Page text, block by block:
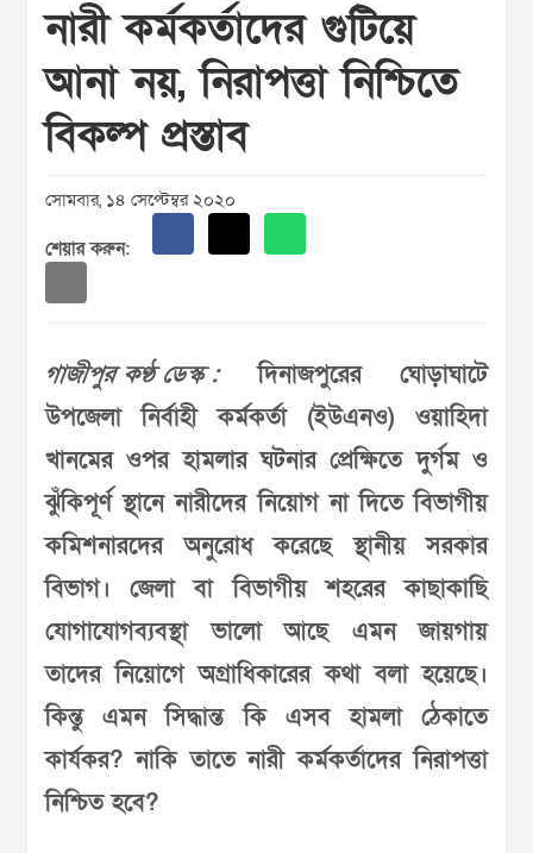
নারী কর্মকর্তাদের গুটিয়ে
আনা নয়, নিরাপত্তা নিশ্চিতে
বিকল্প প্রস্তাব
সোমবার, ১৪ সেপ্টেম্বর ২০২০
শেয়ার করুন:
গাজীপুর কণ্ঠ ডেস্ক :দিনাজপুরের ঘোড়াঘাটে
উপজেলা নির্বাহী কর্মকর্তা (ইউএনও) ওয়াহিদা
খানমের ওপর হামলার ঘটনার প্রেক্ষিতে দুর্গম ও
ঝুঁকিপূর্ণ স্থানে নারীদের নিয়োগ না দিতে বিভাগীয়
কমিশনারদের অনুরোধ করেছে স্থানীয় সরকার
বিভাগ। জেলা বা বিভাগীয় শহরের কাছাকাছি
যোগাযোগব্যবস্থা ভালো আছে এমন জায়গায়
তাদের নিয়োগে অগ্রাধিকারের কথা বলা হয়েছে।
কিন্তু এমন সিদ্ধান্ত কি এসব হামলা ঠেকাতে
কার্যকর? নাকি তাতে নারী কর্মকর্তাদের নিরাপত্তা
নিশ্চিত হবে?